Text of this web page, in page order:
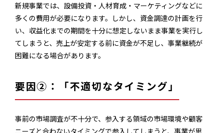
新規事業では、設備投資・人材育成・マーケティングなどに
多くの費用が必要になります。しかし、資金調達の計画を行
い、収益化までの期間を十分に想定しないまま事業を実行し
てしまうと、売上が安定する前に資金が不足し、事業継続が
困難になる場合があります。
要因②：「不適切なタイミング」
事前の市場調査が不十分で、参入する領域の市場環境や顧客